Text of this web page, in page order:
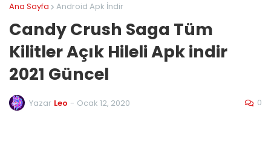
Ana Sayfa Android Apk İndir
Candy Crush Saga Tüm
Kilitler Açık Hileli Apk indir
2021 Güncel
Yazar Leo - Ocak 12, 2020 0